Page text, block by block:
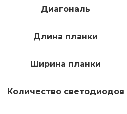
Диагональ
Длина планки
Ширина планки
Количество светодиодов